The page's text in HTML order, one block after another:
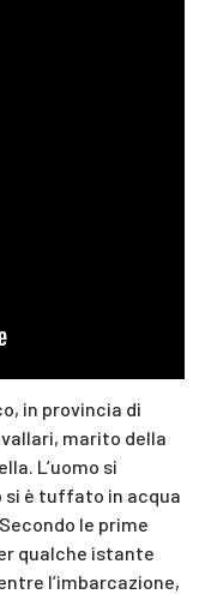
in provincia di
marito della
L’uomo si
si è tuffato in acqua
le prime
qualche istante
l’imbarcazione,